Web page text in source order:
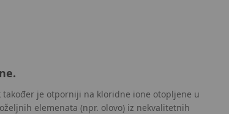
je otporniji na kloridne ione otopljene u
elemenata (npr. olovo) iz nekvalitetnih